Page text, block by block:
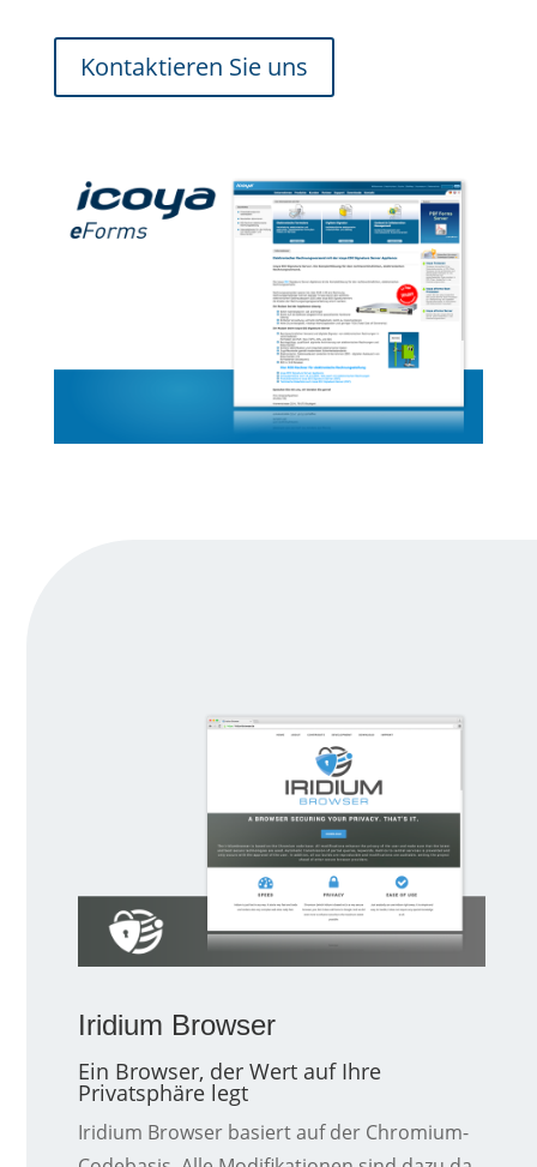
Kontaktieren Sie uns
Iridium Browser
Ein Browser, der Wert auf Ihre
Privatsphäre legt
Iridium Browser basiert auf der Chromium-